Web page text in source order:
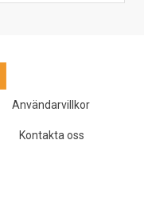
Användarvillkor
Kontakta oss